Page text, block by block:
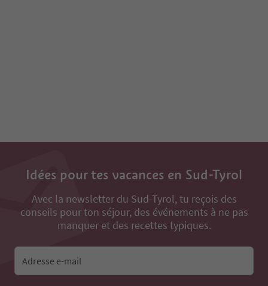
Idées pour tes vacances en Sud-Tyrol
Avec la newsletter du Sud-Tyrol, tu reçois des
conseils pour ton séjour, des événements à ne pas
manquer et des recettes typiques.
Adresse e-mail